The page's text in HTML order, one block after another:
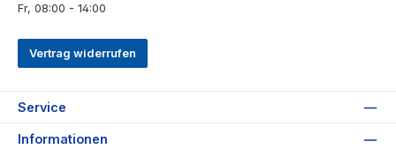
Fr, 08:00 - 14:00
Vertrag widerrufen
Service
Informationen